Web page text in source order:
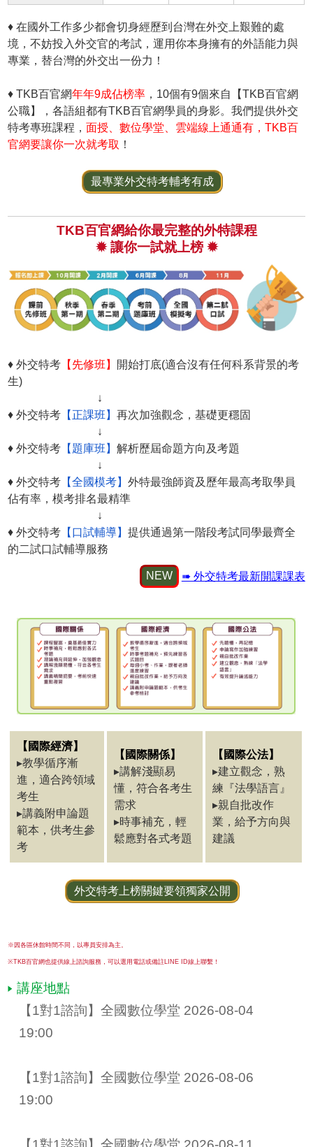
♦ 在國外工作多少都會切身經歷到台灣在外交上艱難的處
境，不妨投入外交官的考試，運用你本身擁有的外語能力與
專業，替台灣的外交出一份力！
♦ TKB百官網年年9成佔榜率 ，10個有9個來自【TKB百官網
公職】，各語組都有TKB百官網學員的身影。我們提供外交
特考專班課程，面授、數位學堂、雲端線上通通有，TKB百
官網要讓你一次就考取 ！
最專業外交特考輔考有成
TKB百官網給你最完整的外特課程
✹ 讓你一試就上榜 ✹
♦ 外交特考 【先修班】
開始打底(適合沒有任何科系背景的考
生)
↓
♦ 外交特考 【正課班】再次加強觀念，基礎更穩固
↓
♦ 外交特考 【題庫班】解析歷屆命題方向及考題
↓
♦ 外交特考 【全國模考】外特最強師資及歷年最高考取學員
佔有率，模考排名最精準
↓
♦ 外交特考 【口試輔導】提供通過第一階段考試同學最齊全
的二試口試輔導服務
NEW ➠ 外交特考最新開課課表
【國際經濟】
▸教學循序漸
進，適合跨領域
考生
▸講義附申論題
範本，供考生參
考
【國際關係】
▸講解淺顯易
懂，符合各考生
需求
▸時事補充，輕
鬆應對各式考題
【國際公法】
▸建立觀念，熟
練『法學語言』
▸親自批改作
業，給予方向與
建議
外交特考上榜關鍵要領獨家公開
※因各區休館時間不同，以專員安排為主。
※TKB百官網也提供線上諮詢服務，可以選用電話或備註LINE ID線上聯繫！
講座地點
【1對1諮詢】全國數位學堂 2026-08-04
19:00
【1對1諮詢】全國數位學堂 2026-08-06
19:00